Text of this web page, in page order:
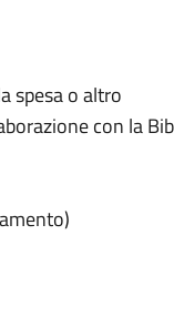
spesa o altro
con la